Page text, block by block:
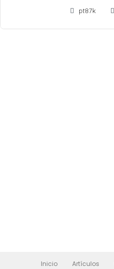
pt87k
Inicio Artículos